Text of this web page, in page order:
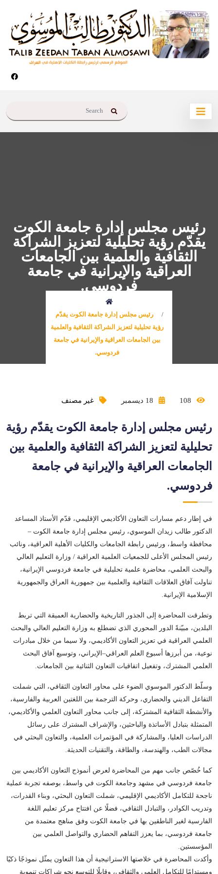
رئيس مجلس إدارة جامعة الكوت
يقدّم رؤية تحليلية لتعزيز الشراكة
الثقافية والعلمية بين الجامعات
العراقية والإيرانية في جامعة
فردوسي.
رئيس مجلس إدارة جامعة الكوت يقدّم
رؤية تحليلية لتعزيز الشراكة الثقافية والعلمية
بين الجامعات العراقية والإيرانية في جامعة
فردوسي.
غير مصنف
رئيس مجلس إدارة جامعة الكوت يقدّم رؤية
تحليلية لتعزيز الشراكة الثقافية والعلمية بين
الجامعات العراقية والإيرانية في جامعة
فردوسي.
في إطار دعم مسارات التعاون الأكاديمي الإقليمي، قدّم الأستاذ المساعد
الدكتور طالب زيدان الموسوي، رئيس مجلس إدارة جامعة الكوت –
محافظة واسط، ورئيس رابطة الجامعات والكليات الأهلية العراقية، ونائب
رئيس المجلس الأعلى للجمعيات العلمية العراقية / وزارة التعليم العالي
والبحث العلمي، محاضرة علمية تحليلية في جامعة فردوسي الإيرانية،
تناولت آفاق العلاقات الثقافية والعلمية بين جمهورية العراق والجمهورية
الإسلامية الإيرانية.
وتطرقت المحاضرة إلى الجذور التاريخية والحضارية العميقة التي تربط
البلدين، مبيّنةً الدور المحوري الذي تضطلع به وزارة التعليم العالي والبحث
العلمي العراقية في تعزيز التعاون الأكاديمي، ولا سيما من خلال مبادرات
نوعية، من أبرزها أسبوع العلم العراقي–الإيراني، وتوسيع آفاق البحث
العلمي المشترك، وتفعيل اتفاقيات التعاون الثنائية بين الجامعات.
وسلّط الدكتور الموسوي الضوء على محاور التعاون الثقافي، التي شملت
التفاعل الديني والحضاري، وحركة الترجمة بين اللغتين العربية والفارسية،
والأنشطة الثقافية المشتركة، إلى جانب محاور التعاون العلمي والأكاديمي،
المتمثلة بتبادل الأساتذة والباحثين، والإشراف المشترك على رسائل
الدراسات العليا، والمشاركة في المؤتمرات العلمية، والتعاون البحثي في
مجالات الطب، والهندسة، والطاقة، والتقنيات الحديثة.
كما خُصّص جانب مهم من المحاضرة لعرض أنموذج التعاون الأكاديمي بين
جامعة فردوسي في مشهد وجامعة الكوت في واسط، بوصفه تجربة عملية
ناجحة للتكامل الأكاديمي الإقليمي، شملت التعاون البحثي، وبناء القدرات،
وتدريب الكوادر، والتبادل الثقافي، فضلًا عن افتتاح مركز تعليم اللغة
الفارسية لغير الناطقين بها في جامعة الكوت وفق مناهج معتمدة من
جامعة فردوسي، بما يعزز التفاهم الحضاري والتواصل العلمي بين
المؤسستين.
وأكدت المحاضرة في خلاصتها الاستراتيجية أن هذا التعاون يمثّل نموذجًا ذكيًا
ومستدامًا للتكامل العلمي والثقافي، وقابلًا للتوسع نحو شراكات تنموية